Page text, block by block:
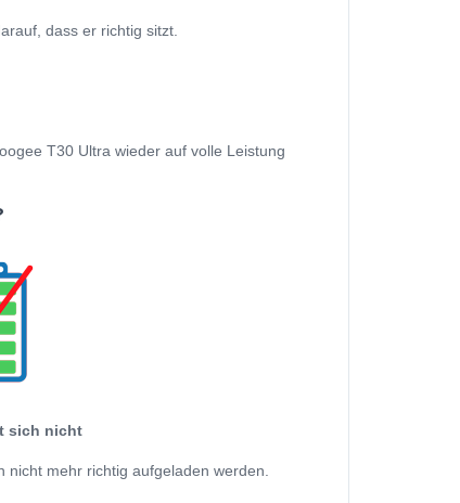
dass er richtig sitzt.
T30 Ultra wieder auf volle Leistung
sich nicht
nicht mehr richtig aufgeladen werden.